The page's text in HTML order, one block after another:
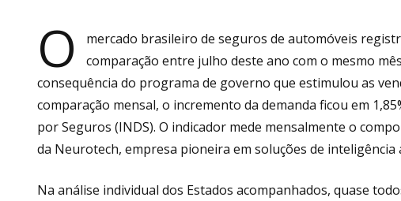
O
mercado brasileiro de seguros de automóveis
comparação entre julho deste ano com o mesmo
consequência do programa de governo que estimulou as
comparação mensal, o incremento da demanda ficou em
por Seguros (INDS). O indicador mede mensalmente o
da Neurotech, empresa pioneira em soluções de
Na análise individual dos Estados acompanhados, quase